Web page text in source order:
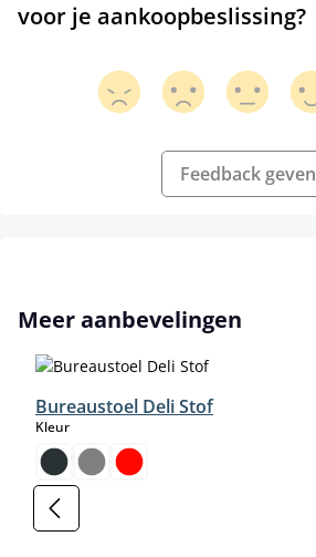
voor je aankoopbeslissing?
Feedback geven
Productgalerij overslaan
Meer aanbevelingen
Bureaustoel Deli Stof
Kleurselect